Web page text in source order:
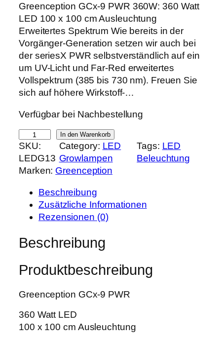
r
s
p
r
ü
n
g
l
c
h
e
r
P
e
i
s
a
:
7
1
,
0
k
t
u
e
l
l
e
r
r
e
i
s
i
t
:
5
5
1
9
Greenception GCx-9 PWR 360W: 360 Watt
LED 100 x 100 cm Ausleuchtung
Erweitertes Spektrum Wie bereits in der
Vorgänger-Generation setzen wir auch bei
der seriesX PWR selbstverständlich auf ein
um UV-Licht und Far-Red erweitertes
Vollspektrum (385 bis 730 nm). Freuen Sie
sich auf höhere Wirkstoff-…
Verfügbar bei Nachbestellung
r
e
e
i
n
C
-
9
In den Warenkorb
SKU:
LEDG13
Category: LED
Growlampen
Tags: LED
Beleuchtung
Marken: Greenception
Beschreibung
Zusätzliche Informationen
Rezensionen (0)
Beschreibung
Produktbeschreibung
Greenception GCx-9 PWR
360 Watt LED
100 x 100 cm Ausleuchtung